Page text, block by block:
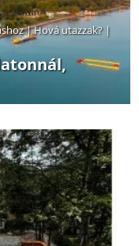
|Hová utazzak? |